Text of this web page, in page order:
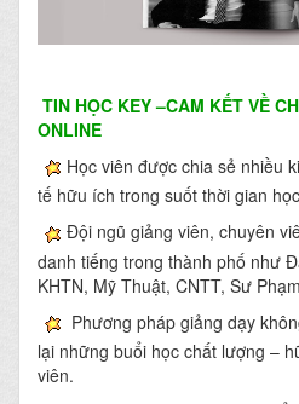
TIN HỌC KEY–CAM KẾT VỀ
ONLINE
Học viên được chia sẻ nhiều
tế hữu ích trong suốt thời gian
Đội ngũ giảng viên, chuyên
danh tiếng trong thành phố như
KHTN, Mỹ Thuật, CNTT, Sư
Phương pháp giảng dạy
lại những buổi học chất lượng –
viên.